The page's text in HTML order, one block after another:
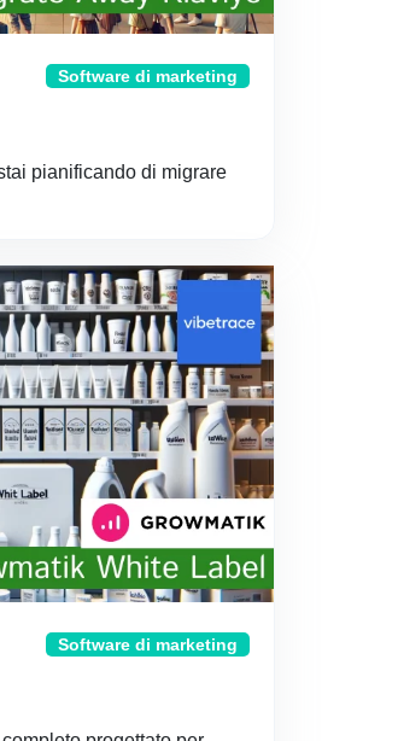
Software di marketing
pianificando di migrare
Software di marketing